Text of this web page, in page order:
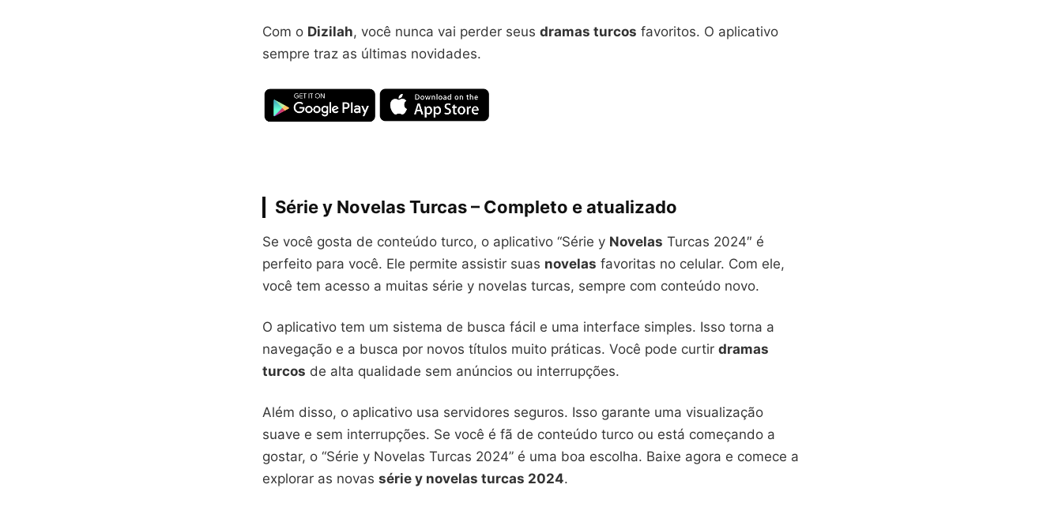
Com o Dizilah, você nunca vai perder seus dramas turcos favoritos. O aplicativo
sempre traz as últimas novidades.
Série y Novelas Turcas – Completo e atualizado
Se você gosta de conteúdo turco, o aplicativo “Série y Novelas Turcas 2024″ é
perfeito para você. Ele permite assistir suas novelas favoritas no celular. Com ele,
você tem acesso a muitas série y novelas turcas, sempre com conteúdo novo.
O aplicativo tem um sistema de busca fácil e uma interface simples. Isso torna a
navegação e a busca por novos títulos muito práticas. Você pode curtir dramas
turcos de alta qualidade sem anúncios ou interrupções.
Além disso, o aplicativo usa servidores seguros. Isso garante uma visualização
suave e sem interrupções. Se você é fã de conteúdo turco ou está começando a
gostar, o “Série y Novelas Turcas 2024” é uma boa escolha. Baixe agora e comece a
explorar as novas série y novelas turcas 2024.